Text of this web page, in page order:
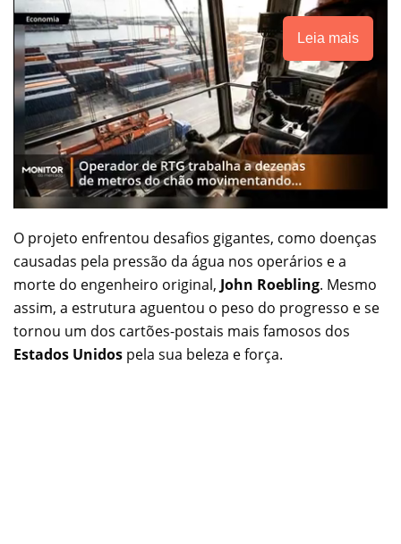
Leia mais
O projeto enfrentou desafios gigantes, como doenças
causadas pela pressão da água nos operários e a
morte do engenheiro original, John Roebling. Mesmo
assim, a estrutura aguentou o peso do progresso e se
tornou um dos cartões-postais mais famosos dos
Estados Unidos pela sua beleza e força.